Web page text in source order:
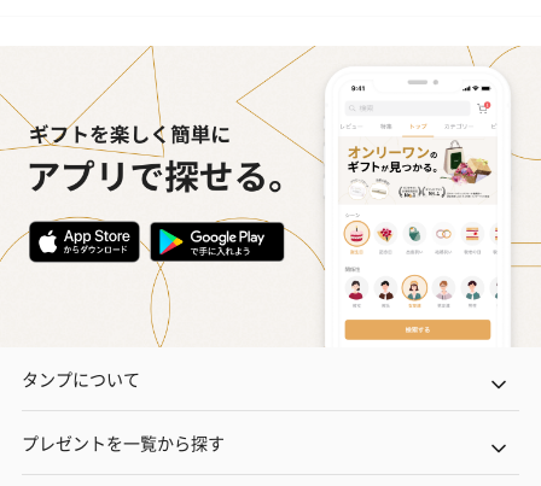
タンプについて
プレゼントを一覧から探す